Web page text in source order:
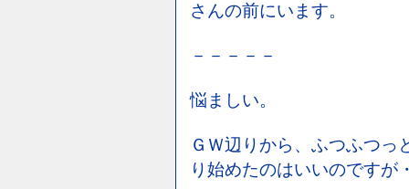
さんの前にいます。
－－－－－
悩ましい。
ＧＷ辺りから、ふつふつっ
り始めたのはいいのですが